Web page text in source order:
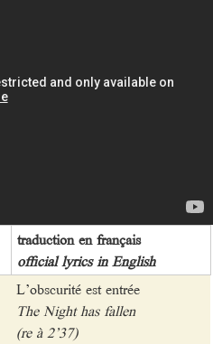
traduction en français
official lyrics in English
L’obscurité est entrée
The Night has fallen
(re à 2’37)